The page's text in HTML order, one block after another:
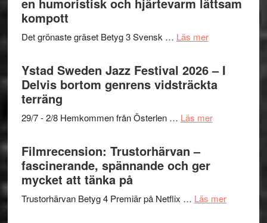
Frankenshtey
med
Mulder
och
Dana
i
till
Kulturs
kompott
Det grönaste gräset Betyg 3 Svensk … Läs merom
Det
grönaste
gräset
en
hjärtevarm
Ystad Sweden Jazz Festival 2026 – I
Delvis bortom genrens vidsträckta
terräng
29/7 - 2/8 Hemkommen från Österlen … Läs merom
–
Filmrecension: Trustorhärvan –
fascinerande, spännande och ger
mycket att tänka på
Trustorhärvan Betyg 4 Premiär på Netflix … Läs merom